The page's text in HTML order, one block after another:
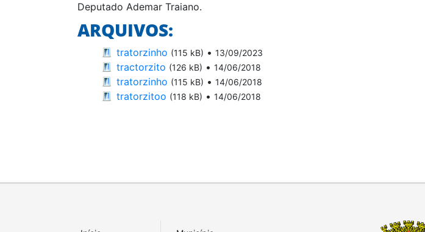
Deputado Ademar Traiano.
ARQUIVOS:
tratorzinho (115 kB) • 13/09/2023
tractorzito (126 kB) • 14/06/2018
tratorzinho (115 kB) • 14/06/2018
tratorzitoo (118 kB) • 14/06/2018